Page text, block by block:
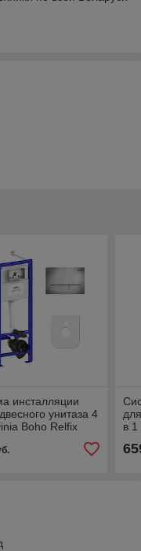
инсталляции
унитаза 4
Boho Relfix
в